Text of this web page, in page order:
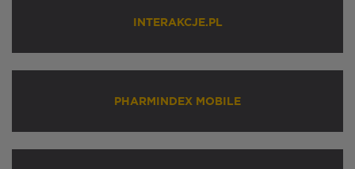
INTERAKCJE.PL
PHARMINDEX MOBILE